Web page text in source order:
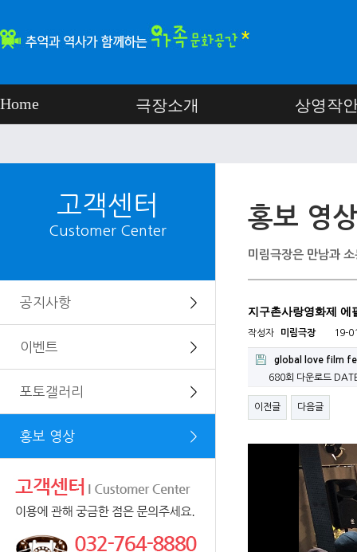
Home 극장소개 상영작
고객센터
Customer Center
공지사항 ＞
이벤트 ＞
포토갤러리 ＞
홍보 영상 ＞
홍보 영상
미림극장은 만남과
지구촌사랑영화제 에
작성자 미림극장 19-
global love film
680회 다운로드
이전글 다음글